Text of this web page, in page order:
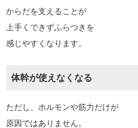
からだを支えることが
上手くできずふらつきを
感じやすくなります。
体幹が使えなくなる
ただし、ホルモンや筋力だけが
原因ではありません。